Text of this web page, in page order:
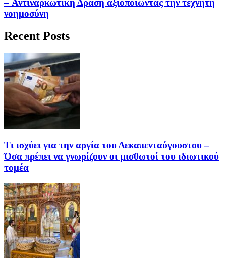
– Αντιναρκωτική Δράση αξιοποιώντας την τεχνητή
νοημοσύνη
Recent Posts
Τι ισχύει για την αργία του Δεκαπενταύγουστου –
Όσα πρέπει να γνωρίζουν οι μισθωτοί του ιδιωτικού
τομέα